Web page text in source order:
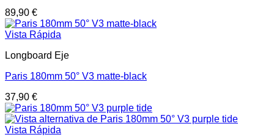
89,90 €
Vista Rápida
Longboard Eje
Paris 180mm 50° V3 matte-black
37,90 €
Vista Rápida